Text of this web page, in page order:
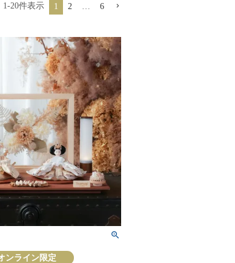
1 -20件表示 1 2 6
ンライン限定